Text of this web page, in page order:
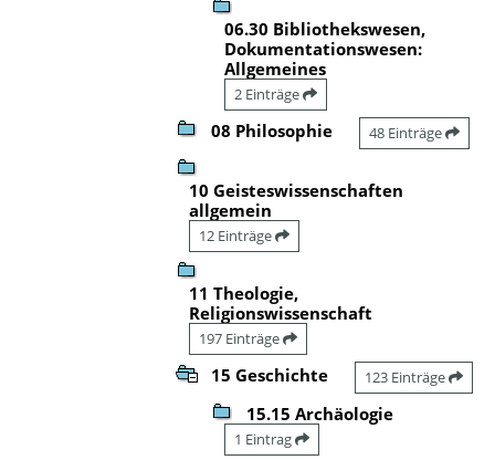
06.30 Bibliothekswesen,
Dokumentationswesen:
Allgemeines
2 Einträge
08 Philosophie 48 Einträge
10 Geisteswissenschaften
allgemein
12 Einträge
11 Theologie,
Religionswissenschaft
197 Einträge
15 Geschichte 123 Einträge
15.15 Archäologie
1 Eintrag